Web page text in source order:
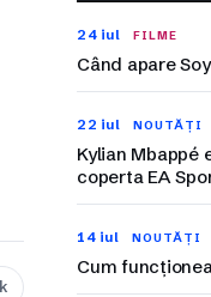
24 iul FILME
Când apare
22 iul NOUTĂȚI
Kylian Mbappé
coperta EA
14 iul NOUTĂȚI
Cum